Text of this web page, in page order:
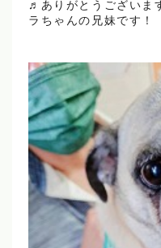
♬ありがとうございま
ラちゃんの兄妹です！